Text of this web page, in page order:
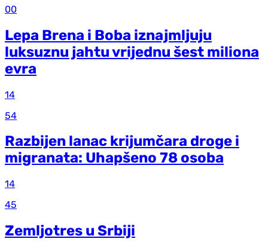
00
Lepa Brena i Boba iznajmljuju
luksuznu jahtu vrijednu šest miliona
evra
14
54
Razbijen lanac krijumčara droge i
migranata: Uhapšeno 78 osoba
14
45
Zemljotres u Srbiji